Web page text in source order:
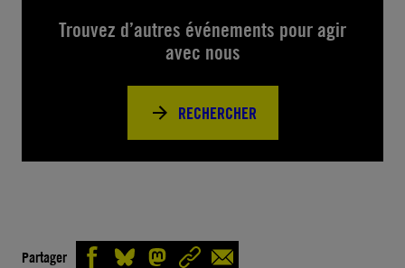
Trouvez d’autres événements pour agir
avec nous
RECHERCHER
Partager